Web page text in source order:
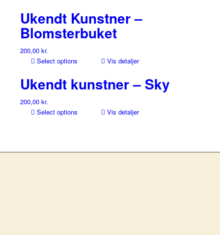
Ukendt Kunstner –
Blomsterbuket
200,00 kr.
Select options
Vis detaljer
Ukendt kunstner – Sky
200,00 kr.
Select options
Vis detaljer